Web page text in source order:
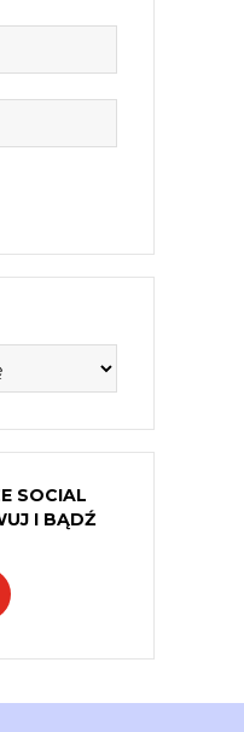
SOCIAL
I BĄDŹ